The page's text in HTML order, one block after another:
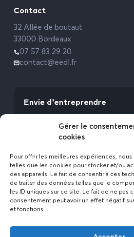
Gérer le
cookies
Pour offrir les meilleures expériences,
telles que les cookies pour stocker et/ou
des appareils. Le fait de consentir à ces
de traiter des données telles que le
les ID uniques sur ce site. Le fait de ne pas
consentement peut avoir un effet négatif
et fonctions.
Contact
32 Allée de boutaut
33000 Bordeaux
07 57 83 29 20
contact@eedl.fr
Envie d'entreprendre
avec l’Expert Etat des Lieux !
Rejoignez-nous